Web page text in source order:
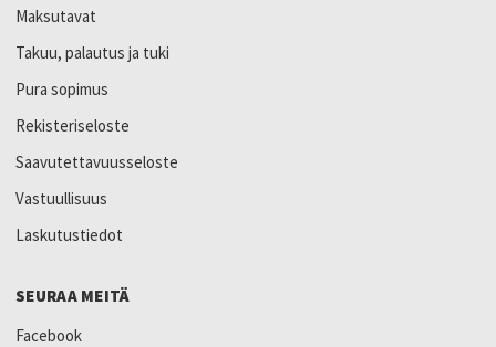
Maksutavat
Takuu, palautus ja tuki
Pura sopimus
Rekisteriseloste
Saavutettavuusseloste
Vastuullisuus
Laskutustiedot
SEURAA MEITÄ
Facebook